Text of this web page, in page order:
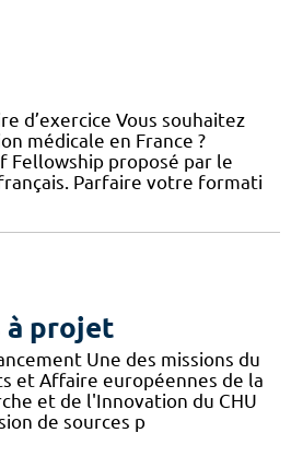
d’exercice Vous souhaitez
médicale en France ?
Fellowship proposé par le
Parfaire votre formati
à projet
Une des missions du
et Affaire européennes de la
et de l'Innovation du CHU
de sources p